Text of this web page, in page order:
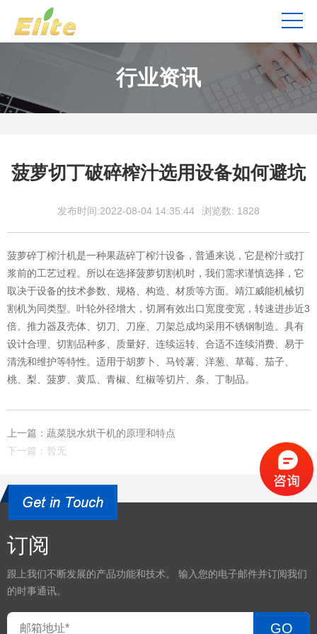
行业资讯
菠萝切丁破碎榨汁选用设备如何避坑
发布时间:2022-08-04 14:35:44 浏览数: 1828
菠萝碎丁榨汁机是一种果蔬碎丁榨汁设备，普通来说，它是榨汁或打
浆前的工艺过程。所以在选择菠萝切割机时，我们需求谨慎选择，它
取决于设备的技术参数、规格、构造、材质等方面。靖江威能机械切
割机为同类型。叶轮外径增大，切屑有效出口宽度变宽，转速进步近3
倍。推力器及壳体、切刀、刀座、刀架总成均采用不锈钢制造。具有
设计合理、切割品种多、质量好、连续运转、合适不连续消费、易于
清洗和维护等特性。适用于胡萝卜、马铃薯、洋葱、草莓、茄子、
桃、梨、菠萝、黄瓜、青椒、红椒等切片、条、丁制品。
上一篇：蔬菜脱水烘干机的原理和特点
下一篇：暂无
订阅
跟上我们不断发展的产品功能和技术。 输入您的电子邮件并订阅我们
的时事通讯。
GO